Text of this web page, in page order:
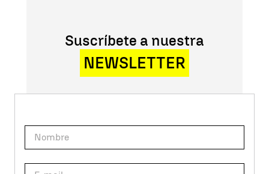
Suscríbete a nuestra
NEWSLETTER